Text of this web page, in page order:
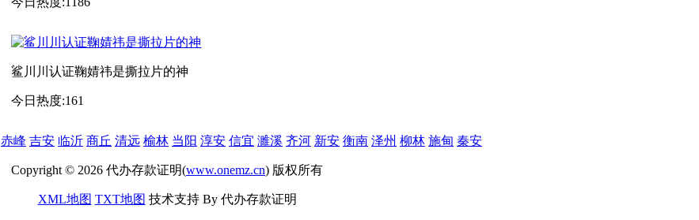
鲨川川认证鞠婧祎是撕拉片的神
今日热度:161
赤峰 吉安 临沂 商丘 清远 榆林 当阳 淳安 信宜 濉溪 齐河 新安 衡南 ‌泽州 柳林 施甸 秦安
Copyright © 2026 代办存款证明(www.onemz.cn) 版权所有
XML地图 TXT地图 技术支持 By 代办存款证明